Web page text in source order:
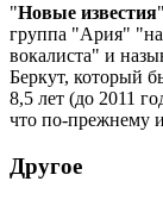
"Новые известия
группа "Ария"
вокалиста" и
Беркут, который
8,5 лет (до 2011
что по-прежнему
Другое